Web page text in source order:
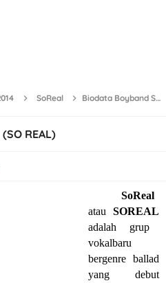
SoReal Biodata Boyband SoReal (SO REAL)
REAL)
SoReal
atau SOREAL
adalah grup
vokalbaru
bergenre ballad
yang debut